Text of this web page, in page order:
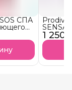
СПА
1 250
Prodiva